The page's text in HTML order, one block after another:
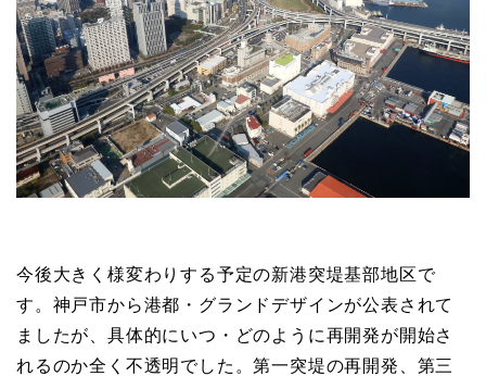
今後大きく様変わりする予定の新港突堤基部地区で
す。神戸市から港都・グランドデザインが公表されて
ましたが、具体的にいつ・どのように再開発が開始さ
れるのか全く不透明でした。第一突堤の再開発、第三